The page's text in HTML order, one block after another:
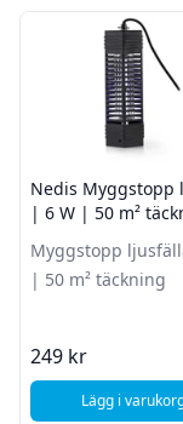
Nedis Myggstopp
| 6 W | 50 m²
Myggstopp
| 50 m² täckning
249 kr
Lägg i ,